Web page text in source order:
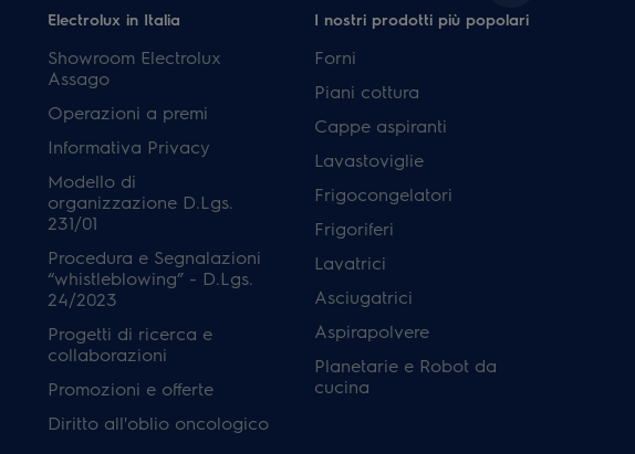
Electrolux in Italia
Showroom Electrolux
Assago
Operazioni a premi
Informativa Privacy
Modello di
organizzazione D.Lgs.
231/01
Procedura e Segnalazioni
“whistleblowing” - D.Lgs.
24/2023
Progetti di ricerca e
collaborazioni
Promozioni e offerte
Diritto all'oblio oncologico
I nostri prodotti più popolari
Forni
Piani cottura
Cappe aspiranti
Lavastoviglie
Frigocongelatori
Frigoriferi
Lavatrici
Asciugatrici
Aspirapolvere
Planetarie e Robot da
cucina